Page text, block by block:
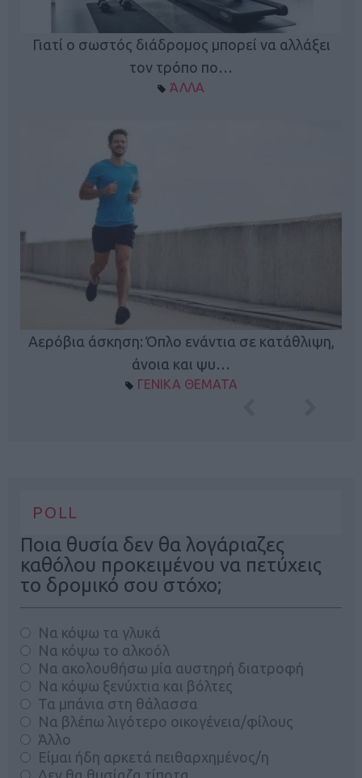
Γιατί ο σωστός διάδρομος μπορεί να αλλάξει
τον τρόπο πο…
ΆΛΛΑ
Αερόβια άσκηση: Όπλο ενάντια σε κατάθλιψη,
άνοια και ψυ…
ΓΕΝΙΚΑ ΘΕΜΑΤΑ
POLL
Ποια θυσία δεν θα λογάριαζες
καθόλου προκειμένου να πετύχεις
το δρομικό σου στόχο;
Να κόψω τα γλυκά
Να κόψω το αλκοόλ
Να ακολουθήσω μία αυστηρή διατροφή
Να κόψω ξενύχτια και βόλτες
Τα μπάνια στη θάλασσα
Να βλέπω λιγότερο οικογένεια/φίλους
Άλλο
Είμαι ήδη αρκετά πειθαρχημένος/η
Δεν θα θυσίαζα τίποτα